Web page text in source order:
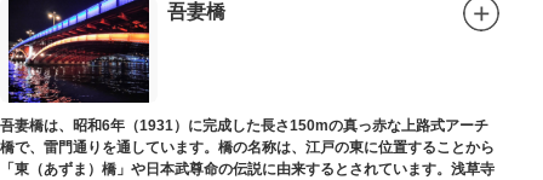
印は、うっとりするほど美しいデザインで人気を博しています。
江戸後期には、学問の神様である菅原道真公も回向院より遷され、境内にあ
る末社を含めて15柱もの神様が祀られています。俳優の渥美清が願をかけた
神社としても知られ、映画「男はつらいよ」で寅さんが首にかけているお守
りは、ここ小野照崎神社のものです。
吾妻橋
吾妻橋は、昭和6年（1931）に完成した長さ150mの真っ赤な上路式アーチ
橋で、雷門通りを通しています。橋の名称は、江戸の東に位置することから
「東（あずま）橋」や日本武尊命の伝説に由来するとされています。浅草寺